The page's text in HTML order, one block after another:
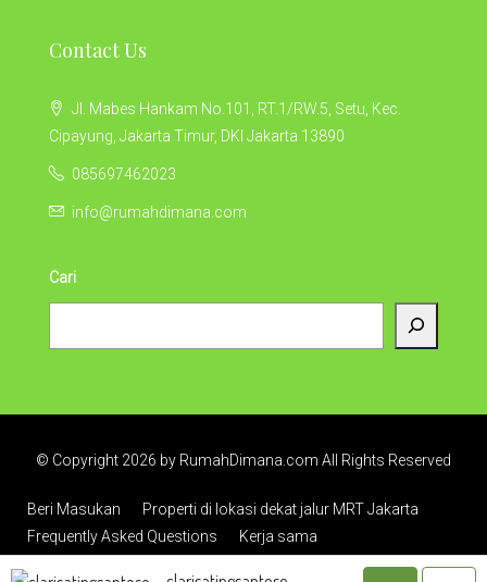
Contact Us
Jl. Mabes Hankam No.101, RT.1/RW.5, Setu, Kec.
Cipayung, Jakarta Timur, DKI Jakarta 13890
085697462023
info@rumahdimana.com
Cari
© Copyright 2026 by RumahDimana.com All Rights Reserved
Beri Masukan
Properti di lokasi dekat jalur MRT Jakarta
Frequently Asked Questions
Kerja sama